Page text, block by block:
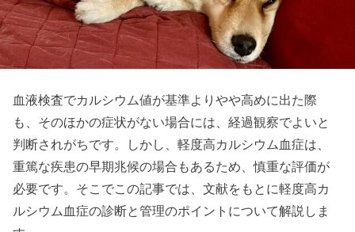
血液検査でカルシウム値が基準よりやや高めに出た際
も、そのほかの症状がない場合には、経過観察でよいと
判断されがちです。しかし、軽度高カルシウム血症は、
重篤な疾患の早期兆候の場合もあるため、慎重な評価が
必要です。そこでこの記事では、文献をもとに軽度高カ
ルシウム血症の診断と管理のポイントについて解説しま